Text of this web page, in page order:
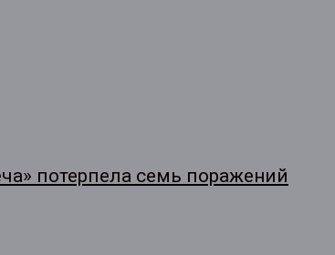
потерпела семь поражений